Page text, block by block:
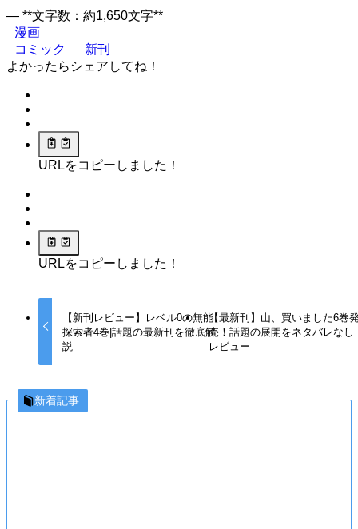
— **文字数：約1,650文字**
漫画
コミック
新刊
よかったらシェアしてね！
URLをコピーしました！
URLをコピーしました！
【新刊レビュー】レベル0の無能
探索者4巻|話題の最新刊を徹底解
説
【最新刊】山、買いました6巻
売！話題の展開をネタバレなし
レビュー
新着記事